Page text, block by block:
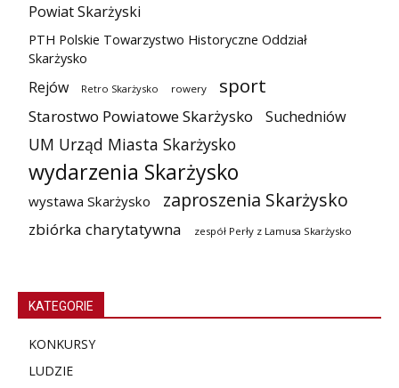
Powiat Skarżyski
PTH Polskie Towarzystwo Historyczne Oddział
Skarżysko
Rejów Retro Skarżysko rowery sport
Starostwo Powiatowe Skarżysko Suchedniów
UM Urząd Miasta Skarżysko
wydarzenia Skarżysko
wystawa Skarżysko zaproszenia Skarżysko
zbiórka charytatywna zespół Perły z Lamusa Skarżysko
KATEGORIE
KONKURSY
LUDZIE